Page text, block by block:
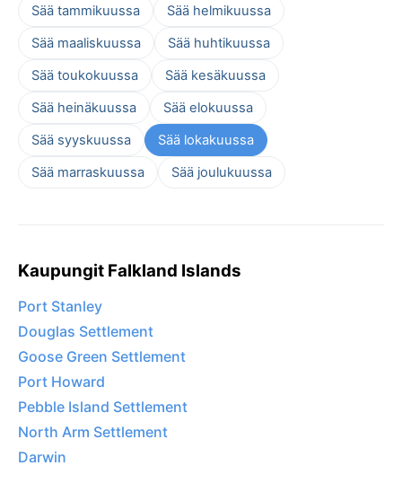
Sää tammikuussa
Sää helmikuussa
Sää maaliskuussa
Sää huhtikuussa
Sää toukokuussa
Sää kesäkuussa
Sää heinäkuussa
Sää elokuussa
Sää syyskuussa
Sää lokakuussa
Sää marraskuussa
Sää joulukuussa
Kaupungit Falkland Islands
Port Stanley
Douglas Settlement
Goose Green Settlement
Port Howard
Pebble Island Settlement
North Arm Settlement
Darwin